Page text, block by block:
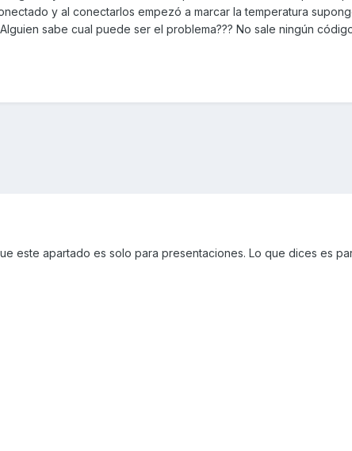
y al conectarlos empezó a marcar la temperatura
sabe cual puede ser el problema??? No sale ningún
este apartado es solo para presentaciones. Lo que dices es